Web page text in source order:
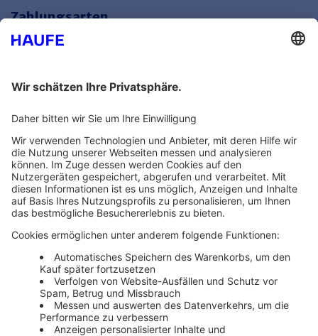
Zahlungsarten
Themenwelten und Produktschulungen
Haufe Group